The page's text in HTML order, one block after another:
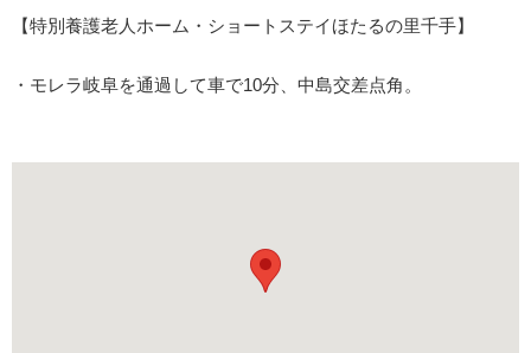
【特別養護老人ホーム・ショートステイほたるの里千手】
・モレラ岐阜を通過して車で10分、中島交差点角。